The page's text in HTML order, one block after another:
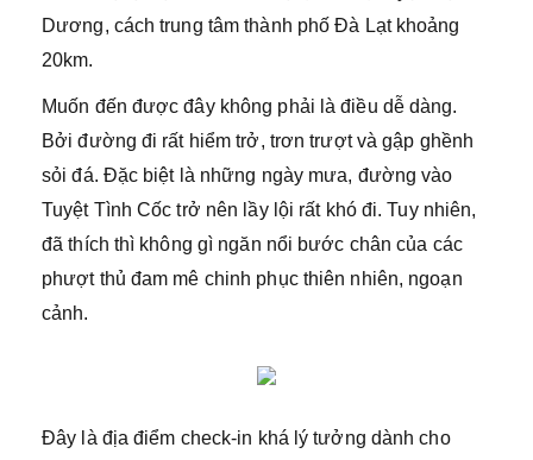
Dương, cách trung tâm thành phố Đà Lạt khoảng
20km.
Muốn đến được đây không phải là điều dễ dàng.
Bởi đường đi rất hiểm trở, trơn trượt và gập ghềnh
sỏi đá. Đặc biệt là những ngày mưa, đường vào
Tuyệt Tình Cốc trở nên lầy lội rất khó đi. Tuy nhiên,
đã thích thì không gì ngăn nổi bước chân của các
phượt thủ đam mê chinh phục thiên nhiên, ngoạn
cảnh.
Đây là địa điểm check-in khá lý tưởng dành cho